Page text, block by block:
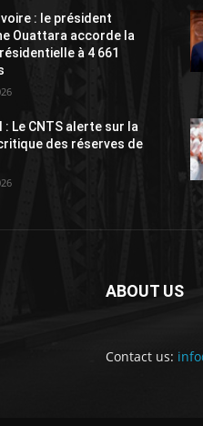
: le président
Ouattara accorde la
à 4 661
: Le CNTS alerte sur la
des réserves de
ABOUT US
Contact us: